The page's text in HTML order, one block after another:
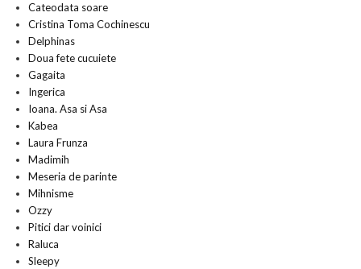
Cateodata soare
Cristina Toma Cochinescu
Delphinas
Doua fete cucuiete
Gagaita
Ingerica
Ioana. Asa si Asa
Kabea
Laura Frunza
Madimih
Meseria de parinte
Mihnisme
Ozzy
Pitici dar voinici
Raluca
Sleepy